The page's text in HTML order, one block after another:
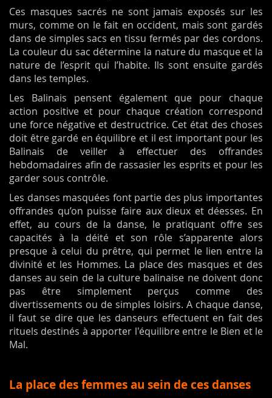
Ces masques sacrés ne sont jamais exposés sur les
murs, comme on le fait en occident, mais sont gardés
dans de simples sacs en tissu fermés par des cordons.
La couleur du sac détermine la nature du masque et la
nature de l’esprit qui l’habite. Ils sont ensuite gardés
dans les temples.
Les Balinais pensent également que pour chaque
action positive et pour chaque création correspond
une force négative et destructrice. Cet état des choses
doit être gardé en équilibre et il est important pour les
Balinais de veiller à effectuer des offrandes
hebdomadaires afin de rassasier les esprits et pour les
garder sous contrôle.
Les danses masquées font partie des plus importantes
offrandes qu’on puisse faire aux dieux et déesses. En
effet, au cours de la danse, le pratiquant offre ses
capacités à la déité et son rôle s’apparente alors
presque à celui du prêtre, qui permet le lien entre la
divinité et les Hommes. La place des masques et des
danses au sein de la culture balinaise ne doivent donc
pas être simplement perçus comme des
divertissements ou de simples loisirs. A chaque danse,
il faut se dire que les danseurs effectuent en fait des
rituels destinés à apporter l'équilibre entre le Bien et le
Mal.
La place des femmes au sein de ces danses